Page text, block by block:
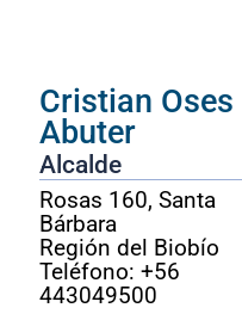
Cristian Oses
Abuter
Alcalde
Rosas 160, Santa
Bárbara
Región del Biobío
Teléfono: +56
443049500